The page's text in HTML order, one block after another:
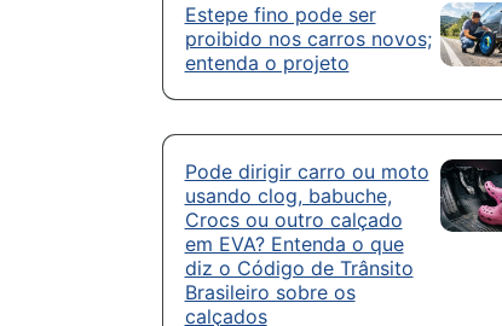
Estepe fino pode ser
proibido nos carros novos;
entenda o projeto
Pode dirigir carro ou moto
usando clog, babuche,
Crocs ou outro calçado
em EVA? Entenda o que
diz o Código de Trânsito
Brasileiro sobre os
calçados